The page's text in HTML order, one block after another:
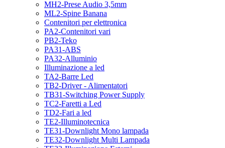
MH2-Prese Audio 3,5mm
ML2-Spine Banana
Contenitori per elettronica
PA2-Contenitori vari
PB2-Teko
PA31-ABS
PA32-Alluminio
Illuminazione a led
TA2-Barre Led
TB2-Driver - Alimentatori
TB31-Switching Power Supply
TC2-Faretti a Led
TD2-Fari a led
TE2-Illuminotecnica
TE31-Downlight Mono lampada
TE32-Downlight Multi Lampada